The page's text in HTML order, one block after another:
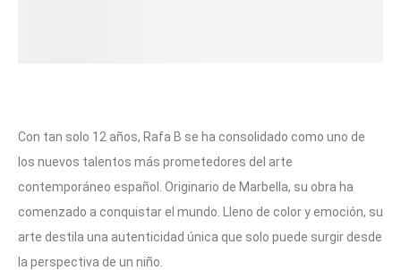
Con tan solo 12 años, Rafa B se ha consolidado como uno de
los nuevos talentos más prometedores del arte
contemporáneo español. Originario de Marbella, su obra ha
comenzado a conquistar el mundo. Lleno de color y emoción, su
arte destila una autenticidad única que solo puede surgir desde
la perspectiva de un niño.